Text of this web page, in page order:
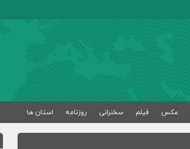
عکس فیلم سخنرانی روزنامه استان ها